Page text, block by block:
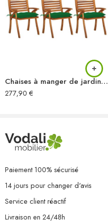
Chaises à manger de jardin avec coussins lot de 3 Acacia massif
277,90 €
Paiement 100% sécurisé
14 jours pour changer d'avis
Service client réactif
Livraison en 24/48h